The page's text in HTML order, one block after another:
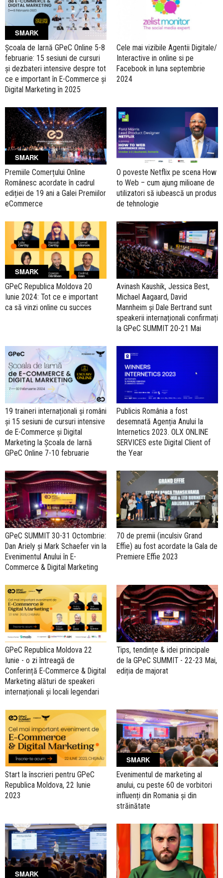
SMARK
Școala de Iarnă GPeC Online 5-8
februarie: 15 sesiuni de cursuri
și dezbateri intensive despre tot
ce e important în E-Commerce și
Digital Marketing în 2025
Cele mai vizibile Agentii Digitale/
Interactive in online si pe
Facebook in luna septembrie
2024
SMARK
Premiile Comerțului Online
Românesc acordate în cadrul
ediției de 19 ani a Galei Premiilor
eCommerce
O poveste Netflix pe scena How
to Web – cum ajung milioane de
utilizatori să iubească un produs
de tehnologie
SMARK
GPeC Republica Moldova 20
Iunie 2024: Tot ce e important
ca să vinzi online cu succes
Avinash Kaushik, Jessica Best,
Michael Aagaard, David
Mannheim și Dale Bertrand sunt
speakerii internaționali confirmați
la GPeC SUMMIT 20-21 Mai
19 traineri internaționali și români
și 15 sesiuni de cursuri intensive
de E-Commerce și Digital
Marketing la Școala de Iarnă
GPeC Online 7-10 februarie
Publicis România a fost
desemnată Agenția Anului la
Internetics 2023. OLX ONLINE
SERVICES este Digital Client of
the Year
GPeC SUMMIT 30-31 Octombrie:
Dan Ariely și Mark Schaefer vin la
Evenimentul Anului în E-
Commerce & Digital Marketing
70 de premii (inculsiv Grand
Effie) au fost acordate la Gala de
Premiere Effie 2023
GPeC Republica Moldova 22
Iunie - o zi întreagă de
Conferință E-Commerce & Digital
Marketing alături de speakeri
internaționali și locali legendari
Tips, tendințe & idei principale
de la GPeC SUMMIT - 22-23 Mai,
ediția de majorat
Start la înscrieri pentru GPeC
Republica Moldova, 22 Iunie
2023
SMARK
Evenimentul de marketing al
anului, cu peste 60 de vorbitori
influenți din Romania și din
străinătate
SMARK